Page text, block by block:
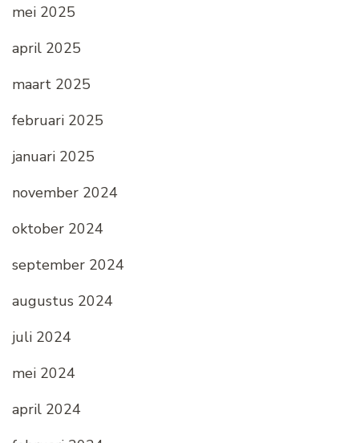
mei 2025
april 2025
maart 2025
februari 2025
januari 2025
november 2024
oktober 2024
september 2024
augustus 2024
juli 2024
mei 2024
april 2024